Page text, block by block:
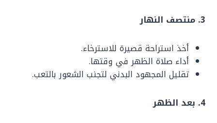
3. منتصف النهار
أخذ استراحة قصيرة للاسترخاء.
أداء صلاة الظهر في وقتها.
تقليل المجهود البدني لتجنب الشعور بالتعب.
4. بعد الظهر